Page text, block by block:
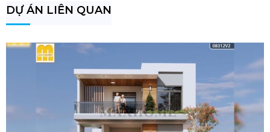
DỰ ÁN LIÊN QUAN